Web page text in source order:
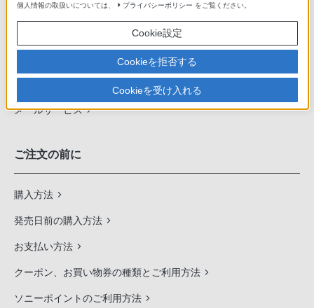
ソニーストアの特典・サービス
（長期保証、下取サービス、設置・設定サービスなど）
定期クーポンのプレゼントについて
メールサービス
ご注文の前に
購入方法
発売日前の購入方法
お支払い方法
クーポン、お買い物券の種類とご利用方法
ソニーポイントのご利用方法
個人情報の取扱いについては、
プライバシーポリシー をご覧ください。
Cookie設定
Cookieを拒否する
Cookieを受け入れる